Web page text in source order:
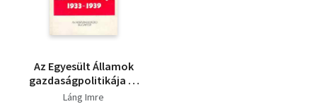
Az Egyesült Államok
gazdaságpolitikája és
külpolitikája 1933-
Láng Imre